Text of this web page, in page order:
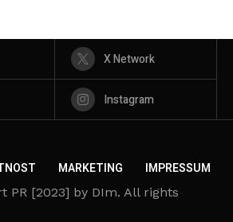
X Network
Instagram
MARKETING IMPRESSUM
PR [2023] by DIm. All rights